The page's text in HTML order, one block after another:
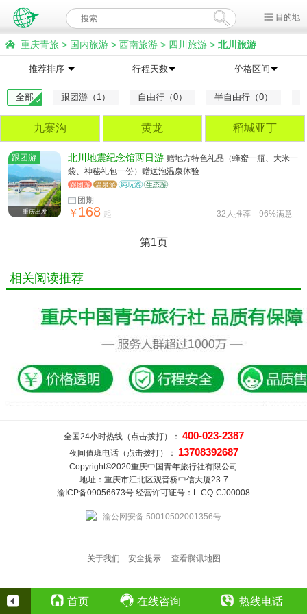
目的地
重庆青旅 > 国内旅游 > 西南旅游 > 四川旅游 > 北川旅游
推荐排序 行程天数 价格区间
全部 跟团游（1） 自由行（0） 半自由行（0）
九寨沟 黄龙 稻城亚丁
跟团游
重庆出发
北川地震纪念馆两日游 赠地方特色礼品（蜂蜜一瓶、大米一
袋、神秘礼包一份）赠送泡温泉体验
跟团游 温泉游 纯玩游 生态游
团期
￥168 起 32人推荐 96%满意
第1页
相关阅读推荐
全国24小时热线（点击拨打）： 400-023-2387
夜间值班电话（点击拨打）： 13708392687
Copyright©2020重庆中国青年旅行社有限公司
地址：重庆市江北区观音桥中信大厦23-7
渝ICP备09056673号 经营许可证号：L-CQ-CJ00008
渝公网安备 50010502001356号
关于我们 安全提示 查看腾讯地图
首页 在线咨询 热线电话